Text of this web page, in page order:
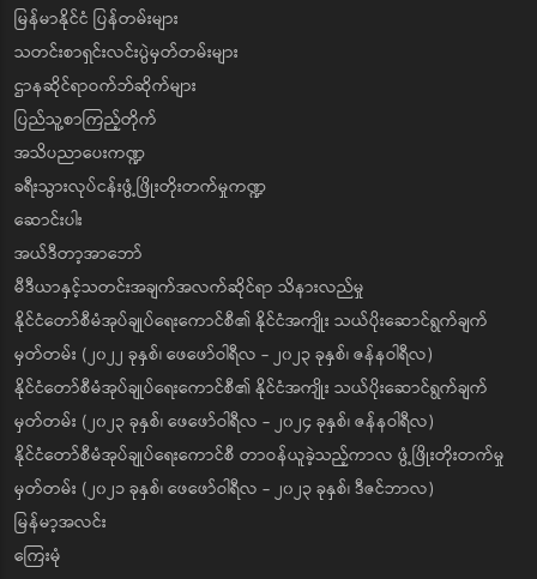
မြန်မာနိုင်ငံ ပြန်တမ်းများ
သတင်းစာရှင်းလင်းပွဲမှတ်တမ်းများ
ဌာနဆိုင်ရာဝက်ဘ်ဆိုက်များ
ပြည်သူ့စာကြည့်တိုက်
အသိပညာပေးကဏ္ဍ
ခရီးသွားလုပ်ငန်းဖွံ့ဖြိုးတိုးတက်မှုကဏ္ဍ
ဆောင်းပါး
အယ်ဒီတာ့အာဘော်
မီဒီယာနှင့်သတင်းအချက်အလက်ဆိုင်ရာ သိနားလည်မှု
နိုင်ငံတော်စီမံအုပ်ချုပ်ရေးကောင်စီ၏ နိုင်ငံအကျိုး သယ်ပိုးဆောင်ရွက်ချက်
မှတ်တမ်း (၂၀၂၂ ခုနှစ်၊ ဖေဖော်ဝါရီလ - ၂၀၂၃ ခုနှစ်၊ ဇန်နဝါရီလ)
နိုင်ငံတော်စီမံအုပ်ချုပ်ရေးကောင်စီ၏ နိုင်ငံအကျိုး သယ်ပိုးဆောင်ရွက်ချက်
မှတ်တမ်း (၂၀၂၃ ခုနှစ်၊ ဖေဖော်ဝါရီလ - ၂၀၂၄ ခုနှစ်၊ ဇန်နဝါရီလ)
နိုင်ငံတော်စီမံအုပ်ချုပ်ရေးကောင်စီ တာဝန်ယူခဲ့သည့်ကာလ ဖွံ့ဖြိုးတိုးတက်မှု
မှတ်တမ်း (၂၀၂၁ ခုနှစ်၊ ဖေဖော်ဝါရီလ - ၂၀၂၃ ခုနှစ်၊ ဒီဇင်ဘာလ)
မြန်မာ့အလင်း
ကြေးမုံ